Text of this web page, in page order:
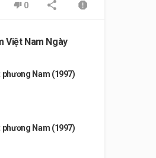
0
Việt Nam Ngày
phương Nam (1997)
phương Nam (1997)